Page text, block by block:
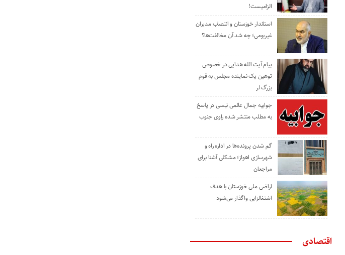
الزامیست!
استاندار خوزستان و انتصاب مدیران
غیربومی؛ چه شد آن مخالفت‌ها؟
پیام آیت الله هدایی در خصوص
توهین یک نماینده مجلس به قوم
بزرگ لر
جوابیه جمال عالمی نیسی در پاسخ
به مطلب منتشر شده راوی جنوب
گم شدن پرونده‌ها در اداره راه و
شهرسازی اهواز؛ مشکلی آشنا برای
مراجعان
اراضی ملی خوزستان با هدف
اشتغالزایی واگذار می‌شود
اقتصادی